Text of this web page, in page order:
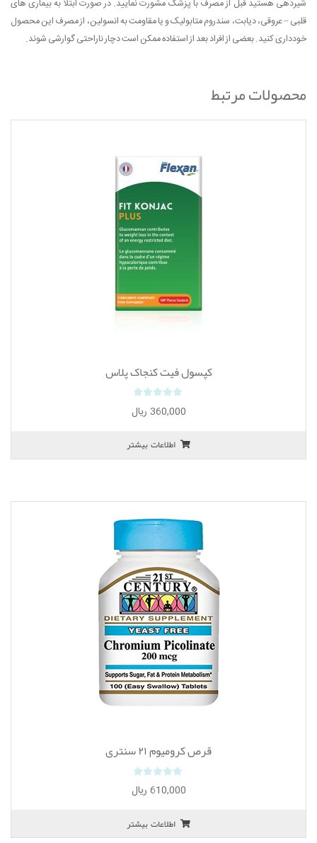
شیردهی هستید قبل از مصرف با پزشک مشورت نمایید. در صورت ابتلا به بیماری های
قلبی – عروقی، دیابت، سندروم متابولیک و یا مقاومت به انسولین، از مصرف این محصول
خودداری کنید. بعضی از افراد بعد از استفاده ممکن است دچار ناراحتی گوارشی شوند.
محصولات مرتبط
کپسول فیت کنجاک پلاس
t
o
360,000 ریال
اطلاعات بیشتر
قرص کرومیوم ۲۱ سنتری
t
o
610,000 ریال
اطلاعات بیشتر